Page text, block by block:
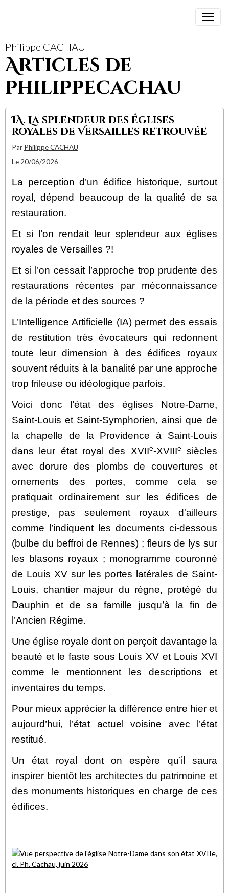
Philippe CACHAU
Articles de
philippecachau
IA. La splendeur des églises
royales de Versailles retrouvée
Par Philippe CACHAU
Le 20/06/2026
La perception d’un édifice historique, surtout
royal, dépend beaucoup de la qualité de sa
restauration.
Et si l’on rendait leur splendeur aux églises
royales de Versailles ?!
Et si l’on cessait l’approche trop prudente des
restaurations récentes par méconnaissance
de la période et des sources ?
L’Intelligence Artificielle (IA) permet des essais
de restitution très évocateurs qui redonnent
toute leur dimension à des édifices royaux
souvent réduits à la banalité par une approche
trop frileuse ou idéologique parfois.
Voici donc l’état des églises Notre-Dame,
Saint-Louis et Saint-Symphorien, ainsi que de
la chapelle de la Providence à Saint-Louis
dans leur état royal des XVIIe-XVIIIesiècles
avec dorure des plombs de couvertures et
ornements des portes, comme cela se
pratiquait ordinairement sur les édifices de
prestige, pas seulement royaux d'ailleurs
comme l’indiquent les documents ci-dessous
(bulbe du beffroi de Rennes) ; fleurs de lys sur
les blasons royaux ; monogramme couronné
de Louis XV sur les portes latérales de Saint-
Louis, chantier majeur du règne, protégé du
Dauphin et de sa famille jusqu’à la fin de
l’Ancien Régime.
Une église royale dont on perçoit davantage la
beauté et le faste sous Louis XV et Louis XVI
comme le mentionnent les descriptions et
inventaires du temps.
Pour mieux apprécier la différence entre hier et
aujourd’hui, l’état actuel voisine avec l’état
restitué.
Un état royal dont on espère qu’il saura
inspirer bientôt les architectes du patrimoine et
des monuments historiques en charge de ces
édifices.